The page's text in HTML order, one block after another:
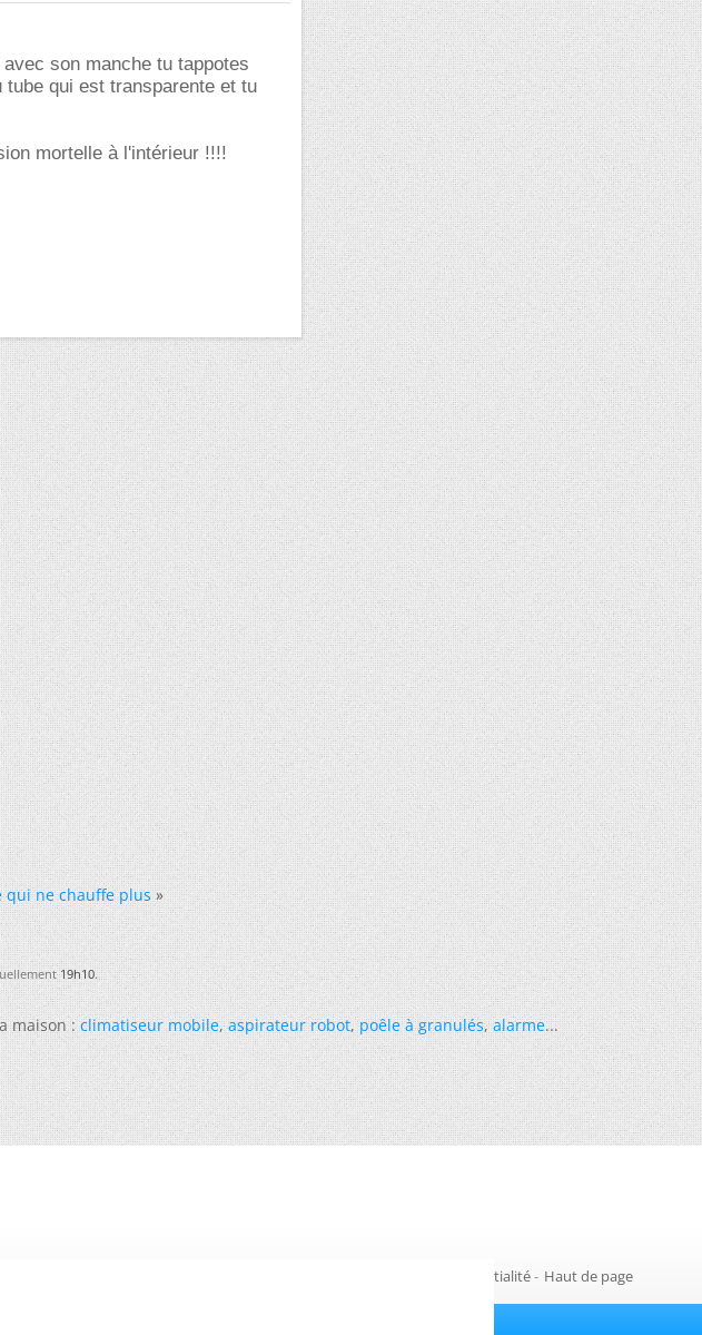
son manche tu tappotes
qui est transparente et tu
mortelle à l'intérieur !!!!
qui ne chauffe plus »
19h10.
maison :climatiseur mobile,aspirateur robot,poêle à granulés,alarme...
Politique de confidentialité- Haut de page